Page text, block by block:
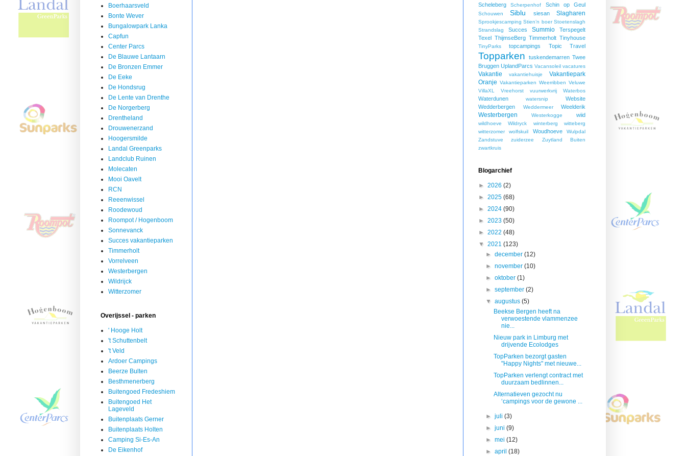
Boerhaarsveld
Bonte Wever
Bungalowpark Lanka
Capfun
Center Parcs
De Blauwe Lantaarn
De Bronzen Emmer
De Eeke
De Hondsrug
De Lente van Drenthe
De Norgerberg
Drentheland
Drouwenerzand
Hoogersmilde
Landal Greenparks
Landclub Ruinen
Molecaten
Mooi Oavelt
RCN
Reeenwissel
Roodewoud
Roompot / Hogenboom
Sonnevanck
Succes vakantieparken
Timmerholt
Vorrelveen
Westerbergen
Wildrijck
Witterzomer
Overijssel - parken
' Hooge Holt
't Schuttenbelt
't Veld
Ardoer Campings
Beerze Bulten
Besthmenerberg
Buitengoed Fredeshiem
Buitengoed Het
Lageveld
Buitenplaats Gerner
Buitenplaats Holten
Camping Si-Es-An
De Eikenhof
Scheleberg
Scherpenhof Schin op Geul
Schouwen Siblu siesan Slagharen
Sprookjescamping Stien’n boer Stoetenslagh
Strandslag
Succes Summio
Terspegelt
Texel ThijmseBerg Timmerholt Tinyhouse
TinyParks topcampings Topic Travel
Topparken tuskendemarren Twee
Bruggen UplandParcs Vacansoleil vacatures
Vakantie vakantiehuisje
Vakantiepark
Oranje Vakantieparken Weerribben Veluwe
VillaXL
Vreehorst vuurwerkvrij Waterbos
Waterdunen watersnip
Website
Wedderbergen
Weddermeer Weelderik
Westerbergen Westerkogge wiid
wildhoeve Wildryck winterberg
witteberg
witterzomer
wolfskuil Woudhoeve
Wulpdal
Zandstuve
zuiderzee
Zuytland Buiten
zwartkruis
Blogarchief
► 2026 (2)
► 2025 (68)
► 2024 (90)
► 2023 (50)
► 2022 (48)
▼ 2021 (123)
►december(12)
►november(10)
►oktober(1)
►september(2)
▼augustus(5)
Beekse Bergen heeft na
verwoestende vlammenzee
nie...
Nieuw park in Limburg met
drijvende Ecolodges
TopParken bezorgt gasten
"Happy Nights" met nieuwe...
TopParken verlengt contract met
duurzaam bedlinnen...
Alternatieven gezocht nu
‘campings voor de gewone ...
►juli(3)
►juni(9)
►mei(12)
►april(18)